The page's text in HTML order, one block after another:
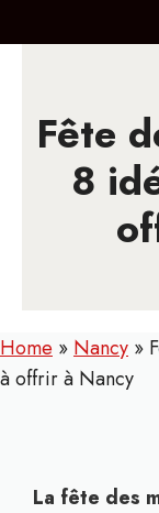
au
Fête
8
Home » Nancy »
à offrir à Nancy
La fête des